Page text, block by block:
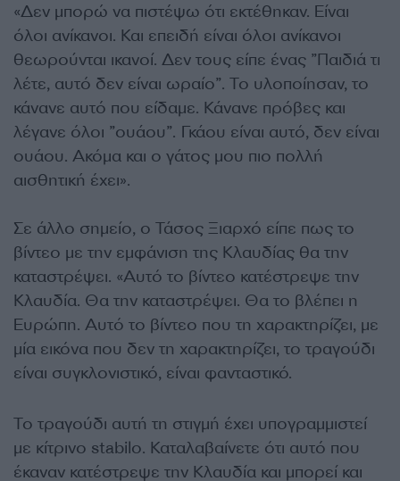
«Δεν μπορώ να πιστέψω ότι εκτέθηκαν. Είναι
όλοι ανίκανοι. Και επειδή είναι όλοι ανίκανοι
θεωρούνται ικανοί. Δεν τους είπε ένας ”Παιδιά τι
λέτε, αυτό δεν είναι ωραίο”. Το υλοποίησαν, το
κάνανε αυτό που είδαμε. Κάνανε πρόβες και
λέγανε όλοι ”ουάου”. Γκάου είναι αυτό, δεν είναι
ουάου. Ακόμα και ο γάτος μου πιο πολλή
αισθητική έχει».
Σε άλλο σημείο, ο Τάσος Ξιαρχό είπε πως το
βίντεο με την εμφάνιση της Κλαυδίας θα την
καταστρέψει. «Αυτό το βίντεο κατέστρεψε την
Κλαυδία. Θα την καταστρέψει. Θα το βλέπει η
Ευρώπη. Αυτό το βίντεο που τη χαρακτηρίζει, με
μία εικόνα που δεν τη χαρακτηρίζει, το τραγούδι
είναι συγκλονιστικό, είναι φανταστικό.
Το τραγούδι αυτή τη στιγμή έχει υπογραμμιστεί
με κίτρινο stabilo. Καταλαβαίνετε ότι αυτό που
έκαναν κατέστρεψε την Κλαυδία και μπορεί και